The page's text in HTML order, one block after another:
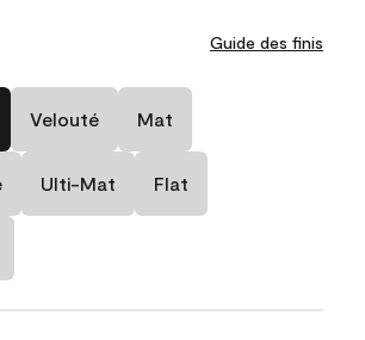
Guide des finis
Velouté Mat
Ulti-Mat Flat